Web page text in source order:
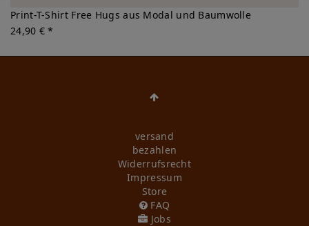
Print-T-Shirt Free Hugs aus Modal und Baumwolle
24,90 € *
versand
bezahlen
Widerrufs­recht
Impressum
Store
FAQ
Jobs